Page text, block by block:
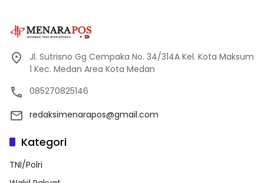
Jl. Sutrisno Gg Cempaka No. 34/314A Kel. Kota Maksum
1 Kec. Medan Area Kota Medan
085270825146
redaksimenarapos@gmail.com
Kategori
TNI/Polri